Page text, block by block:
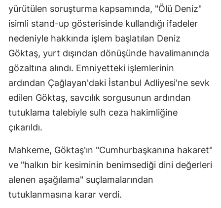
yürütülen soruşturma kapsamında, "Ölü Deniz"
isimli stand-up gösterisinde kullandığı ifadeler
nedeniyle hakkında işlem başlatılan Deniz
Göktaş, yurt dışından dönüşünde havalimanında
gözaltına alındı. Emniyetteki işlemlerinin
ardından Çağlayan'daki İstanbul Adliyesi'ne sevk
edilen Göktaş, savcılık sorgusunun ardından
tutuklama talebiyle sulh ceza hakimliğine
çıkarıldı.
Mahkeme, Göktaş'ın "Cumhurbaşkanına hakaret"
ve "halkın bir kesiminin benimsediği dini değerleri
alenen aşağılama" suçlamalarından
tutuklanmasına karar verdi.